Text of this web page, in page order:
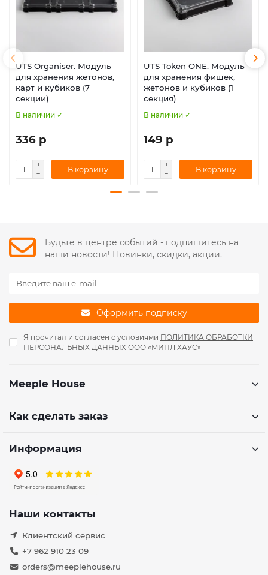
UTS Organiser. Модуль
для хранения жетонов,
карт и кубиков (7
секции)
В наличии ✓
336 р
В корзину
UTS Token ONE. Модуль
для хранения фишек,
жетонов и кубиков (1
секция)
В наличии ✓
149 р
В корзину
Будьте в центре событий - подпишитесь на
наши новости! Новинки, скидки, акции.
Оформить подписку
Я прочитал и согласен с условиями ПОЛИТИКА ОБРАБОТКИ
ПЕРСОНАЛЬНЫХ ДАННЫХ ООО «МИПЛ ХАУС»
Meeple House
Как сделать заказ
Информация
Наши контакты
Клиентский сервис
+7 962 910 23 09
orders@meeplehouse.ru